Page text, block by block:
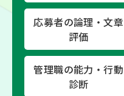
応募者の論理・文章
評価
管理職の能力・行動
診断